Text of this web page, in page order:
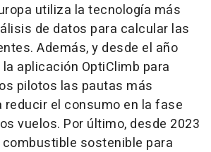
utiliza la tecnología más
de datos para calcular las
Además, y desde el año
aplicación OptiClimb para
pilotos las pautas más
reducir el consumo en la fase
vuelos. Por último, desde 2023
sostenible para